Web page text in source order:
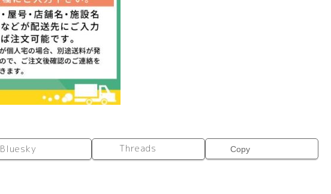
ホ
ワ
イ
ト
全
扉
付
ー
Bluesky Threads Copy